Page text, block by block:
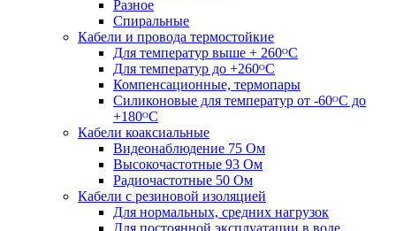
Разное
Спиральные
Кабели и провода термостойкие
Для температур выше + 260ᴼС
Для температур до +260ᴼС
Компенсационные, термопары
Силиконовые для температур от -60ᴼC до
+180ᴼС
Кабели коаксиальные
Видеонаблюдение 75 Ом
Высокочастотные 93 Ом
Радиочастотные 50 Ом
Кабели с резиновой изоляцией
Для нормальных, средних нагрузок
Для постоянной эксплуатации в воде